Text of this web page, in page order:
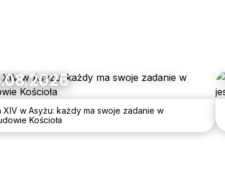
XIV w Asyżu: każdy ma swoje zadanie w
Kościoła